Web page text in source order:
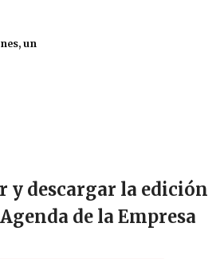
un
y descargar la edición
de la Empresa